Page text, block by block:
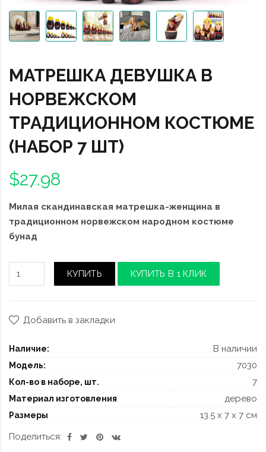
МАТРЕШКА ДЕВУШКА В
НОРВЕЖСКОМ
ТРАДИЦИОННОМ КОСТЮМЕ
(НАБОР 7 ШТ)
$27.98
Милая скандинавская матрешка-женщина в
традиционном норвежском народном костюме
бунад
КУПИТЬ КУПИТЬ В 1 КЛИК
Добавить в закладки
Наличие: В наличии
Модель: 7030
Кол-во в наборе, шт. 7
Материал изготовления дерево
Размеры
13.5 x 7 x 7 см
Поделиться: